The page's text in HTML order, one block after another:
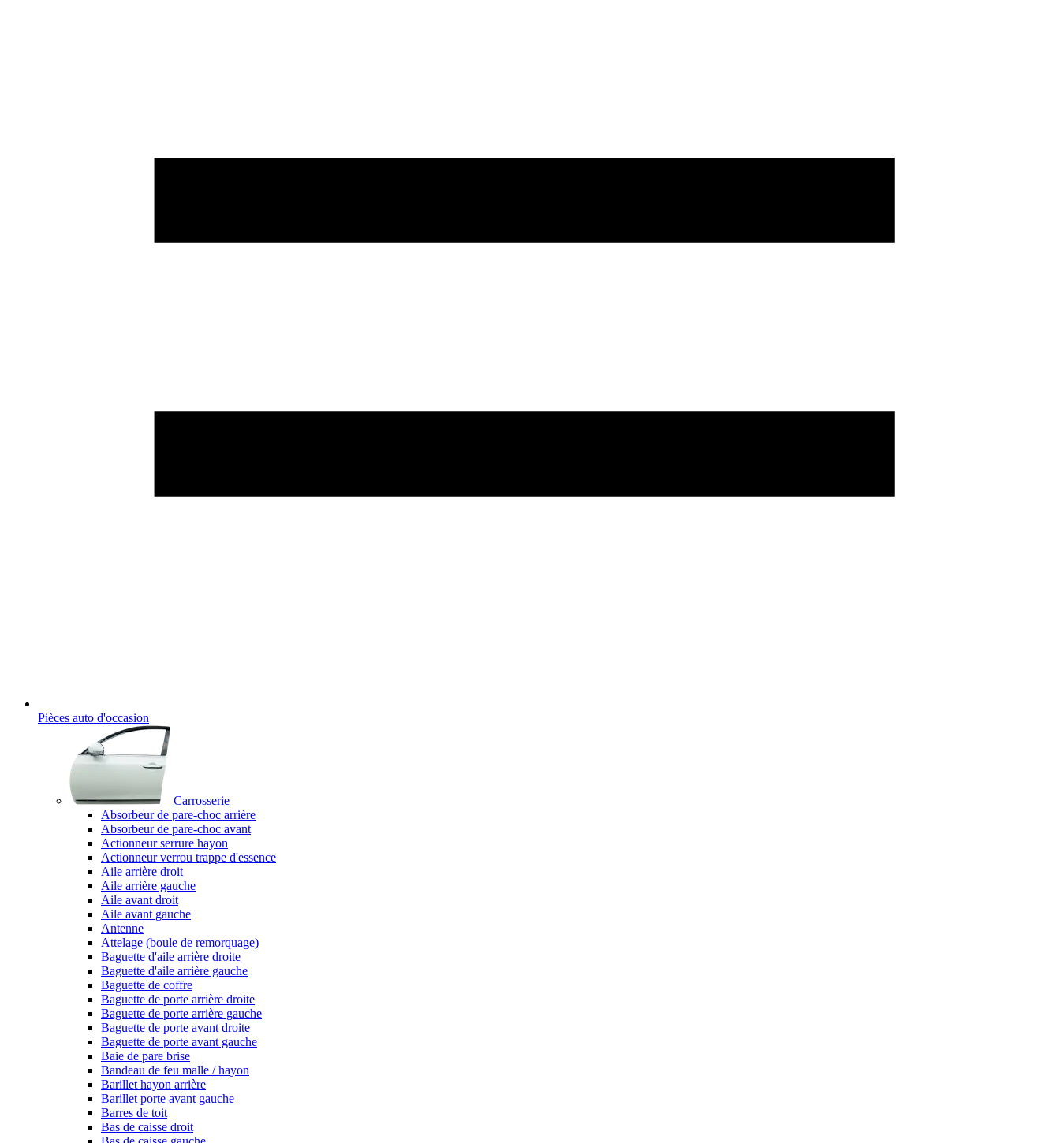
Pièces auto d'occasion
Carrosserie
Absorbeur de pare-choc arrière
Absorbeur de pare-choc avant
Actionneur serrure hayon
Actionneur verrou trappe d'essence
Aile arrière droit
Aile arrière gauche
Aile avant droit
Aile avant gauche
Antenne
Attelage (boule de remorquage)
Baguette d'aile arrière droite
Baguette d'aile arrière gauche
Baguette de coffre
Baguette de porte arrière droite
Baguette de porte arrière gauche
Baguette de porte avant droite
Baguette de porte avant gauche
Baie de pare brise
Bandeau de feu malle / hayon
Barillet hayon arrière
Barillet porte avant gauche
Barres de toit
Bas de caisse droit